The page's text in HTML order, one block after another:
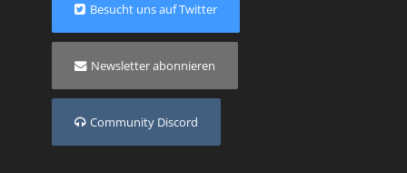
Besucht uns auf Twitter
Newsletter abonnieren
Community Discord